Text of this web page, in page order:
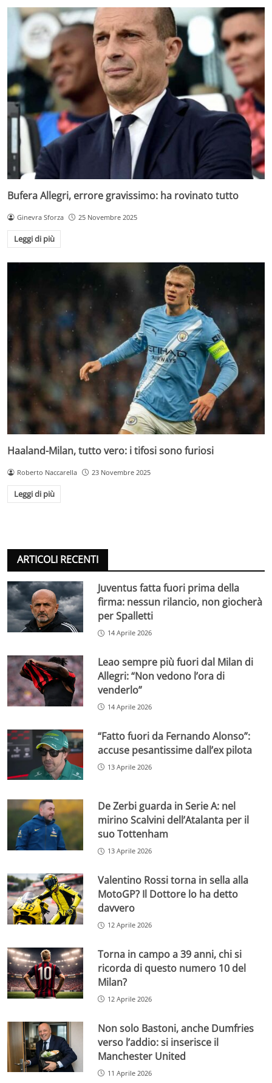
Bufera Allegri, errore gravissimo: ha rovinato tutto
Ginevra Sforza 25 Novembre 2025
Leggi di più
Haaland-Milan, tutto vero: i tifosi sono furiosi
Roberto Naccarella 23 Novembre 2025
Leggi di più
ARTICOLI RECENTI
Juventus fatta fuori prima della
firma: nessun rilancio, non giocherà
per Spalletti
14 Aprile 2026
Leao sempre più fuori dal Milan di
Allegri: “Non vedono l’ora di
venderlo”
14 Aprile 2026
“Fatto fuori da Fernando Alonso”:
accuse pesantissime dall’ex pilota
13 Aprile 2026
De Zerbi guarda in Serie A: nel
mirino Scalvini dell’Atalanta per il
suo Tottenham
13 Aprile 2026
Valentino Rossi torna in sella alla
MotoGP? Il Dottore lo ha detto
davvero
12 Aprile 2026
Torna in campo a 39 anni, chi si
ricorda di questo numero 10 del
Milan?
12 Aprile 2026
Non solo Bastoni, anche Dumfries
verso l’addio: si inserisce il
Manchester United
11 Aprile 2026